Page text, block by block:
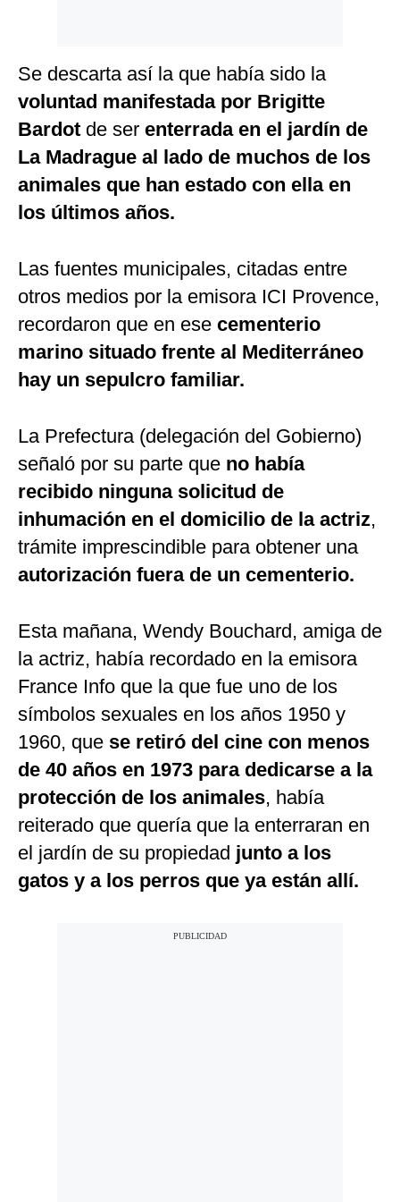
Se descarta así la que había sido la
voluntad manifestada por Brigitte
Bardot de ser enterrada en el jardín de
La Madrague al lado de muchos de los
animales que han estado con ella en
los últimos años.
Las fuentes municipales, citadas entre
otros medios por la emisora ICI Provence,
recordaron que en ese cementerio
marino situado frente al Mediterráneo
hay un sepulcro familiar.
La Prefectura (delegación del Gobierno)
señaló por su parte que no había
recibido ninguna solicitud de
inhumación en el domicilio de la actriz,
trámite imprescindible para obtener una
autorización fuera de un cementerio.
Esta mañana, Wendy Bouchard, amiga de
la actriz, había recordado en la emisora
France Info que la que fue uno de los
símbolos sexuales en los años 1950 y
1960, que se retiró del cine con menos
de 40 años en 1973 para dedicarse a la
protección de los animales, había
reiterado que quería que la enterraran en
el jardín de su propiedad junto a los
gatos y a los perros que ya están allí.